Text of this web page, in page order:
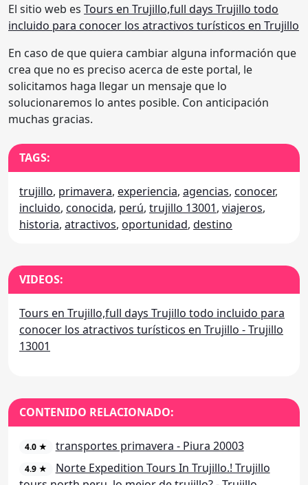
El sitio web es Tours en Trujillo,full days Trujillo todo
incluido para conocer los atractivos turísticos en Trujillo
En caso de que quiera cambiar alguna información que
crea que no es preciso acerca de este portal, le
solicitamos haga llegar un mensaje que lo
solucionaremos lo antes posible. Con anticipación
muchas gracias.
TAGS:
trujillo, primavera, experiencia, agencias, conocer,
incluido, conocida, perú, trujillo 13001, viajeros,
historia, atractivos, oportunidad, destino
VIDEOS:
Tours en Trujillo,full days Trujillo todo incluido para
conocer los atractivos turísticos en Trujillo - Trujillo
13001
CONTENIDO RELACIONADO:
4.0 ★ transportes primavera - Piura 20003
4.9 ★
Norte Expedition Tours In Trujillo.! Trujillo